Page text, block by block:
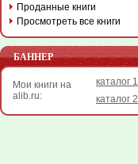
Проданные книги
Просмотреть все книги
БАННЕР
Мои книги на
alib.ru:
каталог 1
каталог 2